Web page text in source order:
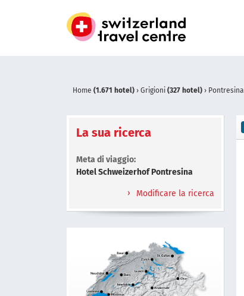
Home (1.671 hotel) › Grigioni (327 hotel) › Pontresina
La sua ricerca
Meta di viaggio:
Hotel Schweizerhof Pontresina
Modificare la ricerca